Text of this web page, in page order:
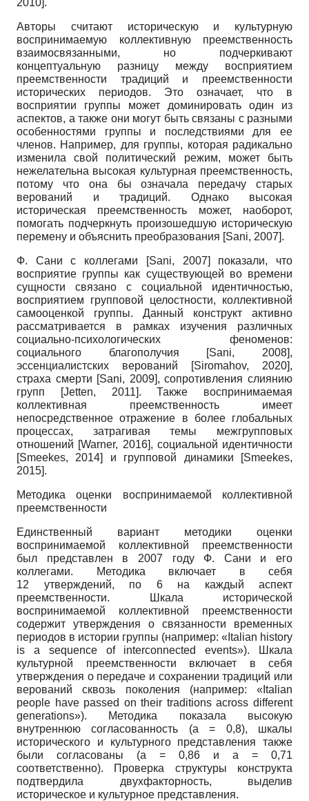
Авторы считают историческую и культурную
воспринимаемую коллективную преемственность
взаимосвязанными, но подчеркивают
концептуальную разницу между восприятием
преемственности традиций и преемственности
исторических периодов. Это означает, что в
восприятии группы может доминировать один из
аспектов, а также они могут быть связаны с разными
особенностями группы и последствиями для ее
членов. Например, для группы, которая радикально
изменила свой политический режим, может быть
нежелательна высокая культурная преемственность,
потому что она бы означала передачу старых
верований и традиций. Однако высокая
историческая преемственность может, наоборот,
помогать подчеркнуть произошедшую историческую
перемену и объяснить преобразования [Sani, 2007].
Ф. Сани с коллегами [Sani, 2007] показали, что
восприятие группы как существующей во времени
сущности связано с социальной идентичностью,
восприятием групповой целостности, коллективной
самооценкой группы. Данный конструкт активно
рассматривается в рамках изучения различных
социально-психологических феноменов:
социального благополучия [Sani, 2008],
эссенциалистских верований
[Siromahov, 2020],
страха смерти [Sani, 2009], сопротивления слиянию
групп
[Jetten, 2011]. Также воспринимаемая
коллективная преемственность имеет
непосредственное отражение в более глобальных
процессах, затрагивая темы межгрупповых
отношений [Warner, 2016], социальной идентичности
[Smeekes, 2014] и групповой динамики [Smeekes,
2015].
Методика оценки воспринимаемой коллективной
преемственности
Единственный вариант методики оценки
воспринимаемой коллективной преемственности
был представлен в 2007 году Ф. Сани и его
коллегами. Методика включает в себя
12 утверждений, по 6 на каждый аспект
преемственности. Шкала исторической
воспринимаемой коллективной преемственности
содержит утверждения о связанности временных
периодов в истории группы (например: «Italian history
is a sequence of interconnected events»). Шкала
культурной преемственности включает в себя
утверждения о передаче и сохранении традиций или
верований сквозь поколения (например: «Italian
people have passed on their traditions across different
generations»). Методика показала высокую
внутреннюю согласованность (a = 0,8), шкалы
исторического и культурного представления также
были согласованы (a = 0,86 и a = 0,71
соответственно). Проверка структуры конструкта
подтвердила двухфакторность, выделив
историческое и культурное представления.